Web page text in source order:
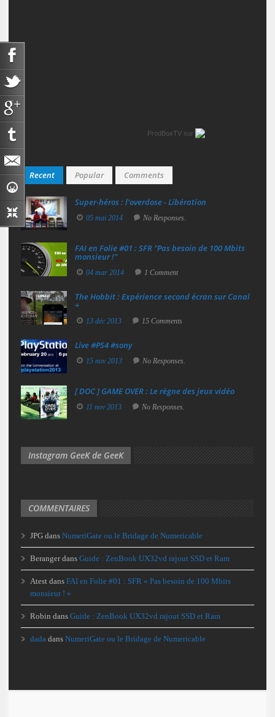
ProdBoxTV sur
Recent Popular Comments
Super‑héros : l’overdose - Libération
05 mai 2014 No Responses.
FAI en Folie #01 : SFR "Pas besoin de 100 Mbits
monsieur !"
04 mar 2014 1 Comment
The Hobbit : Expérience second écran sur Canal
+
13 déc 2013 15 Comments
Live #PS4 #sony
15 nov 2013 No Responses.
[ DOC ] GAME OVER : Le règne des jeux vidéo
11 nov 2013 No Responses.
Instagram GeeK de GeeK
COMMENTAIRES
JPG dans NumeriGate ou le Bridage de Numericable
Berangerdans Guide : ZenBook UX32vd rajout SSD et Ram
Atest dans FAI en Folie #01 : SFR « Pas besoin de 100 Mbits
monsieur ! »
Robin dans Guide : ZenBook UX32vd rajout SSD et Ram
dada dans NumeriGate ou le Bridage de Numericable